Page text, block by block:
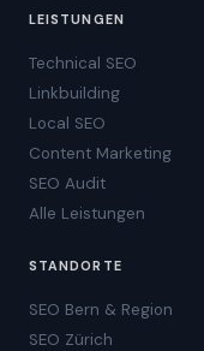
LEISTUNGEN
Technical SEO
Linkbuilding
Local SEO
Content Marketing
SEO Audit
Alle Leistungen
STANDORTE
SEO Bern & Region
SEO Zürich